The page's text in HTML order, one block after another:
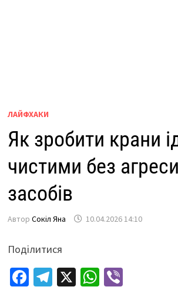
ЛАЙФХАКИ
Як зробити крани
чистими без
засобів
Автор Сокіл Яна 10.04.2026 14:10
Поділитися
Fa Te X W Vi